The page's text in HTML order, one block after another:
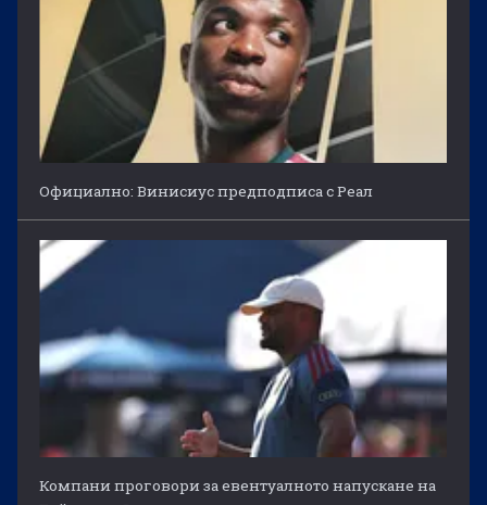
Официално: Винисиус предподписа с Реал
Компани проговори за евентуалното напускане на